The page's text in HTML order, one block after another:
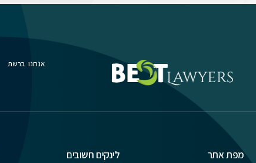
אנחנו ברשת
מפת אתר לינקים חשובים